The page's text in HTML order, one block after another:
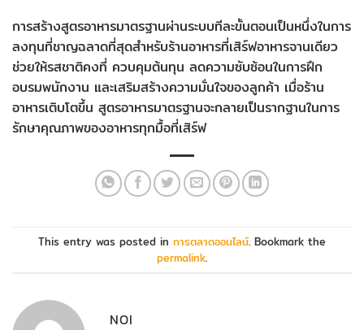
การสร้างสูตรอาหารมาตรฐานผ่านระบบทีละขั้นตอนเป็นหนึ่งในการ
ลงทุนที่ชาญฉลาดที่สุดสำหรับร้านอาหารที่เสิร์ฟอาหารจานเดียว
ช่วยให้รสชาติคงที่ ควบคุมต้นทุน ลดความซับซ้อนในการฝึก
อบรมพนักงาน และเสริมสร้างความมั่นใจของลูกค้า เมื่อร้าน
อาหารเติบโตขึ้น สูตรอาหารมาตรฐานจะกลายเป็นรากฐานในการ
รักษาคุณภาพของอาหารทุกมื้อที่เสิร์ฟ
This entry was posted in การตลาดออนไลน์. Bookmark the
permalink.
NOI